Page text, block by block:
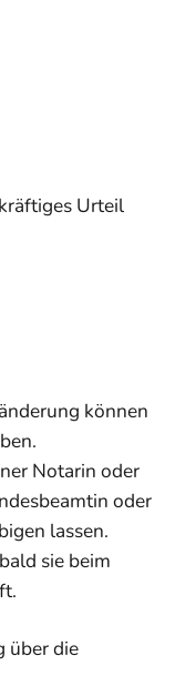
Urteil
können
Notarin oder
oder
lassen.
sie beim
über die